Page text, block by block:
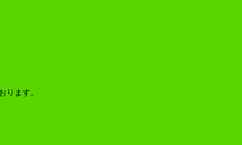
ります。